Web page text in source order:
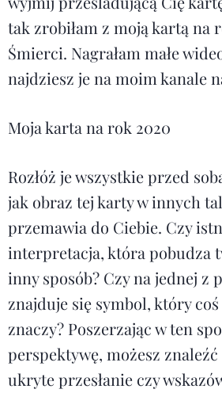
tak zrobiłam z moją kartą na
Śmierci. Nagrałam małe
najdziesz je na moim kanale
Moja karta na rok 2020
Rozłóż je wszystkie przed
jak obraz tej karty w innych
przemawia do Ciebie. Czy
interpretacja, która pobudza
inny sposób? Czy na jednej z
znajduje się symbol, który
znaczy? Poszerzając w ten
perspektywę, możesz
ukryte przesłanie czy